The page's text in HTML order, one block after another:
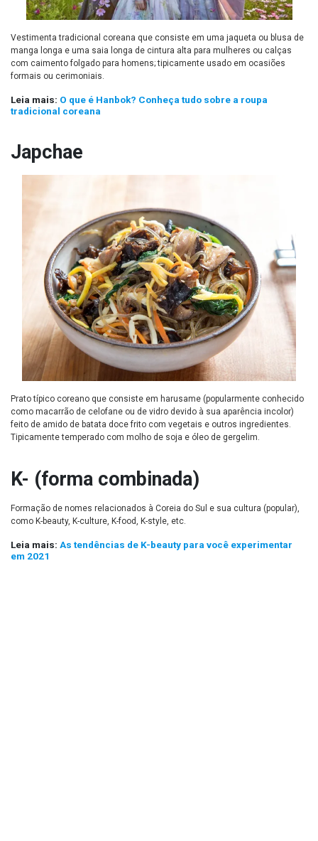
Vestimenta tradicional coreana que consiste em uma jaqueta ou blusa de
manga longa e uma saia longa de cintura alta para mulheres ou calças
com caimento folgado para homens; tipicamente usado em ocasiões
formais ou cerimoniais.
Leia mais: O que é Hanbok? Conheça tudo sobre a roupa
tradicional coreana
Japchae
Prato típico coreano que consiste em harusame (popularmente conhecido
como macarrão de celofane ou de vidro devido à sua aparência incolor)
feito de amido de batata doce frito com vegetais e outros ingredientes.
Tipicamente temperado com molho de soja e óleo de gergelim.
K- (forma combinada)
Formação de nomes relacionados à Coreia do Sul e sua cultura (popular),
como K-beauty, K-culture, K-food, K-style, etc.
Leia mais: As tendências de K-beauty para você experimentar
em 2021